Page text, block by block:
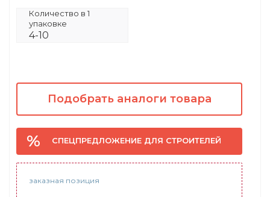
Количество в 1
упаковке
4-10
Подобрать аналоги товара
СПЕЦПРЕДЛОЖЕНИЕ ДЛЯ СТРОИТЕЛЕЙ
заказная позиция